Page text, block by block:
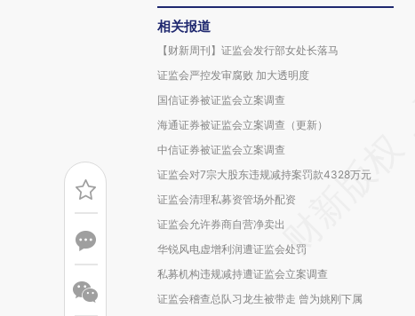
相关报道
【财新周刊】证监会发行部女处长落马
证监会严控发审腐败 加大透明度
国信证券被证监会立案调查
海通证券被证监会立案调查（更新）
中信证券被证监会立案调查
证监会对7宗大股东违规减持案罚款4328万元
证监会清理私募资管场外配资
证监会允许券商自营净卖出
华锐风电虚增利润遭证监会处罚
私募机构违规减持遭证监会立案调查
证监会稽查总队习龙生被带走 曾为姚刚下属